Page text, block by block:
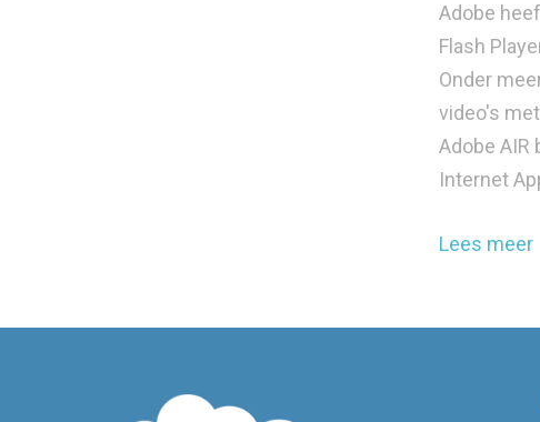
Adobe
Flash
Onder
video's
Adobe
Internet
Lees meer